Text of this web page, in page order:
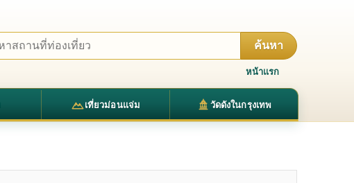
ค้นหา
หน้าแรก
เที่ยวม่อนแจ่ม วัดดังในกรุงเทพ